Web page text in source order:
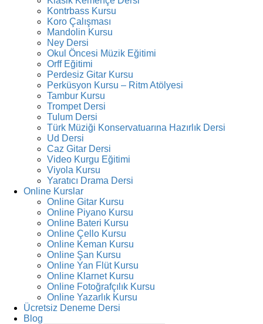
Kontrbass Kursu
Koro Çalışması
Mandolin Kursu
Ney Dersi
Okul Öncesi Müzik Eğitimi
Orff Eğitimi
Perdesiz Gitar Kursu
Perküsyon Kursu – Ritm Atölyesi
Tambur Kursu
Trompet Dersi
Tulum Dersi
Türk Müziği Konservatuarına Hazırlık Dersi
Ud Dersi
Caz Gitar Dersi
Video Kurgu Eğitimi
Viyola Kursu
Yaratıcı Drama Dersi
Online Kurslar
Online Gitar Kursu
Online Piyano Kursu
Online Bateri Kursu
Online Çello Kursu
Online Keman Kursu
Online Şan Kursu
Online Yan Flüt Kursu
Online Klarnet Kursu
Online Fotoğrafçılık Kursu
Online Yazarlık Kursu
Ücretsiz Deneme Dersi
Blog